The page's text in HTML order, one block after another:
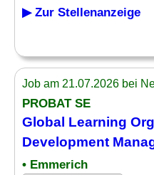
▶ Zur Stellenanzeige
Job am 21.07.2026 bei
PROBAT SE
Global Learning
Development
• Emmerich